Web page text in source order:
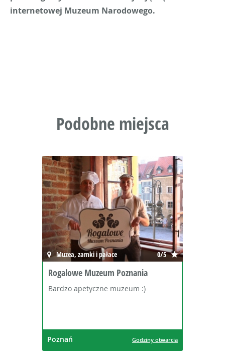
internetowej Muzeum Narodowego.
Podobne miejsca
Muzea, zamki i pałace 0/5
Rogalowe Muzeum Poznania
Bardzo apetyczne muzeum :)
Poznań Godziny otwarcia